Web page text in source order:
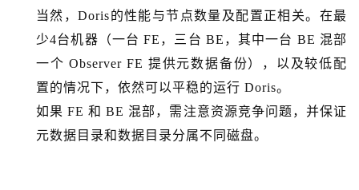
当然，Doris的性能与节点数量及配置正相关。在最
少4台机器（一台 FE，三台 BE，其中一台 BE 混部
一个 Observer FE 提供元数据备份），以及较低配
置的情况下，依然可以平稳的运行 Doris。
如果 FE 和 BE 混部，需注意资源竞争问题，并保证
元数据目录和数据目录分属不同磁盘。